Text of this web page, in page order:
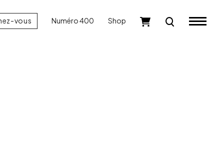
vous Numéro 400 Shop